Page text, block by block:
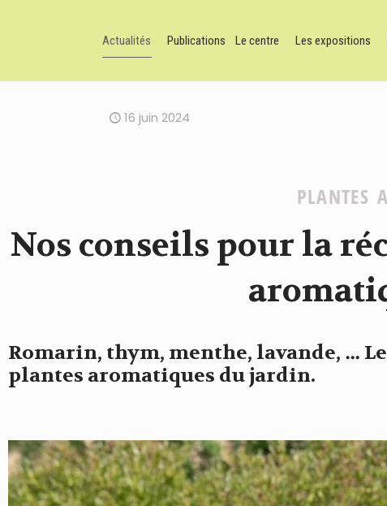
Actualités Publications Le centre Les expositions
16 juin 2024
PLANTES
Nos conseils pour la
Romarin, thym, menthe, lavande, …
plantes aromatiques du jardin.